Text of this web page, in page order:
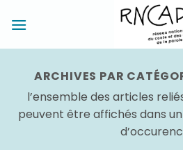
au
ARCHIVES PAR
l’ensemble des articles
peuvent être affichés dans